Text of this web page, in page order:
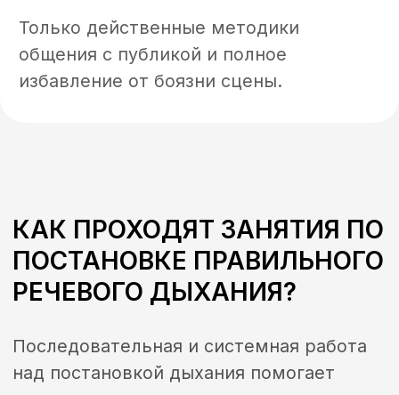
• Для занятий стоит выбрать свободную
и комфортную одежду;
Если вы хотите научиться красиво и
связно говорить, уверенно
выступать
перед огромной аудиторией , вам стоит
сделать свой дыхательный аппарат
надежной опорой. Правильное развитие
опытного тренера поможет укрепить
мышечный корсет и усилить
вентиляцию легких, что положительно